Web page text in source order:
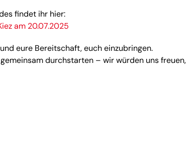
findet ihr hier:
am 20.07.2025
eure Bereitschaft, euch einzubringen.
durchstarten – wir würden uns freuen,